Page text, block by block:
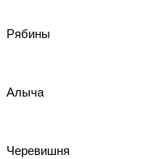
Рябины
Алыча
Черевишня